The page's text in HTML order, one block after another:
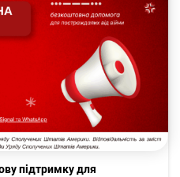
підтримку для